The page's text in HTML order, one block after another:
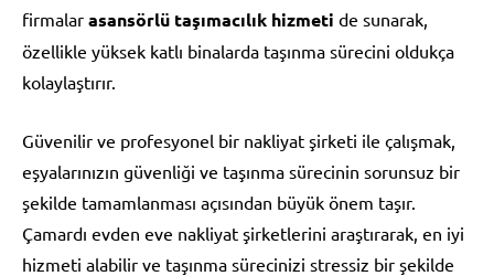
firmalar asansörlü taşımacılık hizmeti de sunarak,
özellikle yüksek katlı binalarda taşınma sürecini oldukça
kolaylaştırır.
Güvenilir ve profesyonel bir nakliyat şirketi ile çalışmak,
eşyalarınızın güvenliği ve taşınma sürecinin sorunsuz bir
şekilde tamamlanması açısından büyük önem taşır.
Çamardı evden eve nakliyat şirketlerini araştırarak, en iyi
hizmeti alabilir ve taşınma sürecinizi stressiz bir şekilde